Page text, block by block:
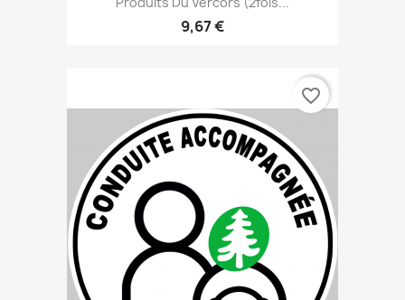
9,67 €
favorite_border